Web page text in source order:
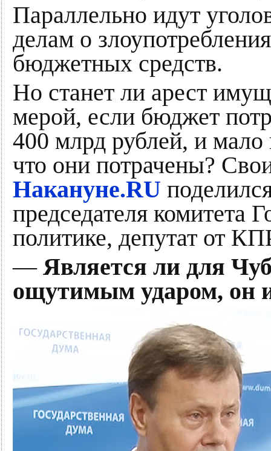
Параллельно идут
делам о
бюджетных средств.
Но станет ли арест
мерой, если бюджет
400 млрд рублей, и мало
что они потрачены?
Накануне.RU
председателя комитета
политике, депутат от
— Является ли для
ощутимым ударом, он